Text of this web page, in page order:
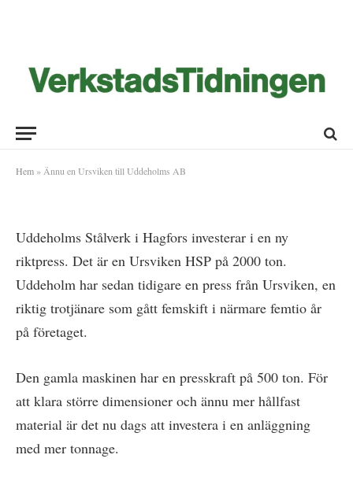
Hem » Ännu en Ursviken till Uddeholms AB
Ännu en Ursviken till Uddeholms
AB
Uddeholms Stålverk i Hagfors investerar i en ny
riktpress. Det är en Ursviken HSP på 2000 ton.
Uddeholm har sedan tidigare en press från Ursviken, en
riktig trotjänare som gått femskift i närmare femtio år
på företaget.
Den gamla maskinen har en presskraft på 500 ton. För
att klara större dimensioner och ännu mer hållfast
material är det nu dags att investera i en anläggning
med mer tonnage.